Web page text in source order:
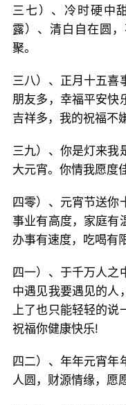
三七）、冷时硬中
露）、清白自在圆
聚。
三八）、正月十五喜
朋友多，幸福平安快
吉祥多，我的祝福不
三九）、你是灯来我
大元宵。你情我愿度
四零）、元宵节送你
事业有高度，家庭有
办事有速度，吃喝有
四一）、于千万人之
中遇见我要遇见的人
上了也只能轻轻的说
祝福你健康快乐!
四二）、年年元宵年
人圆，财源情缘，愿